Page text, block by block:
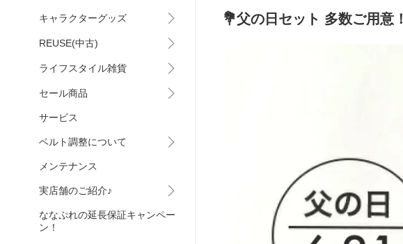
キャラクターグッズ
REUSE(中古)
ライフスタイル雑貨
セール商品
サービス
ベルト調整について
メンテナンス
実店舗のご紹介♪
ななぷれの延長保証キャンペー
ン！
💐父の日セット 多数ご用意！